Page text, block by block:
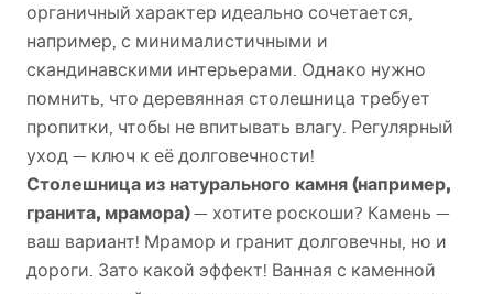
органичный характер идеально сочетается,
например, с минималистичными и
скандинавскими интерьерами. Однако нужно
помнить, что деревянная столешница требует
пропитки, чтобы не впитывать влагу. Регулярный
уход — ключ к её долговечности!
Столешница из натурального камня (например,
гранита, мрамора)— хотите роскоши? Камень —
ваш вариант! Мрамор и гранит долговечны, но и
дороги. Зато какой эффект! Ванная с каменной